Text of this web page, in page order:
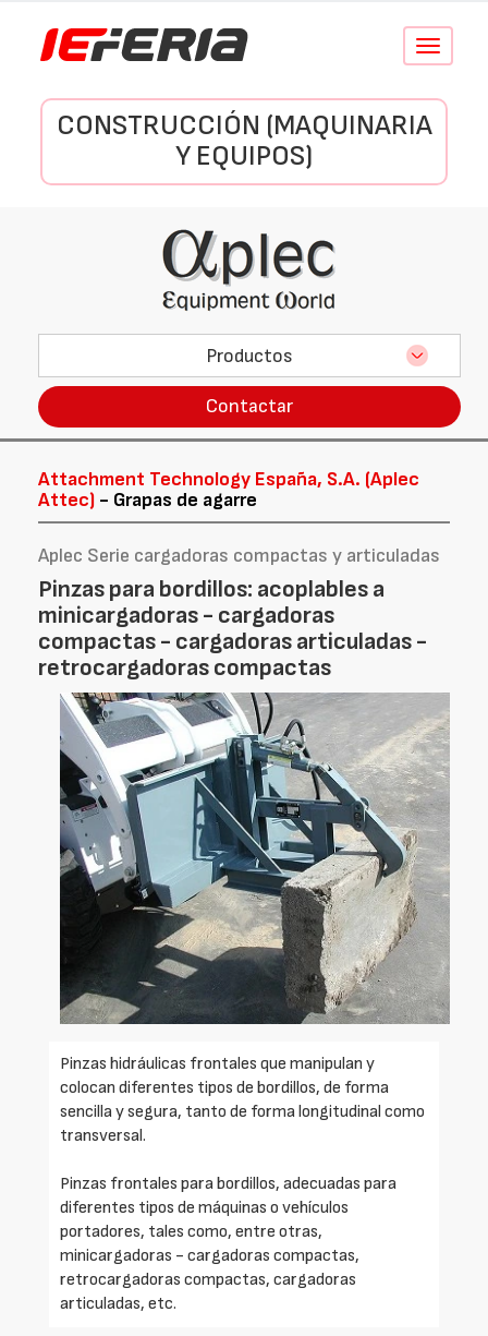
Conmutar
CONSTRUCCIÓN (MAQUINARIA
Y EQUIPOS)
Productos
Contactar
Attachment Technology España, S.A. (Aplec
Attec) - Grapas de agarre
Aplec Serie cargadoras compactas y articuladas
Pinzas para bordillos: acoplables a
minicargadoras - cargadoras
compactas - cargadoras articuladas -
retrocargadoras compactas
Pinzas hidráulicas frontales que manipulan y
colocan diferentes tipos de bordillos, de forma
sencilla y segura, tanto de forma longitudinal como
transversal.
Pinzas frontales para bordillos, adecuadas para
diferentes tipos de máquinas o vehículos
portadores, tales como, entre otras,
minicargadoras - cargadoras compactas,
retrocargadoras compactas, cargadoras
articuladas, etc.